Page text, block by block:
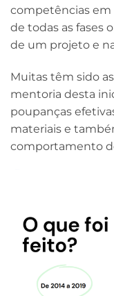
competências
de todas as fases
de um projeto e
Muitas têm sido
mentoria desta
poupanças
materiais e
comportamento